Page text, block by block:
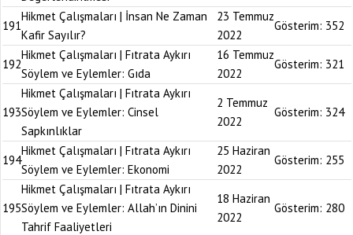
191
Hikmet Çalışmaları | İnsan Ne Zaman
Kafir Sayılır?
23 Temmuz
2022
Gösterim: 352
192
Hikmet Çalışmaları | Fıtrata Aykırı
Söylem ve Eylemler: Gıda
16 Temmuz
2022
Gösterim: 321
193
Hikmet Çalışmaları | Fıtrata Aykırı
Söylem ve Eylemler: Cinsel
Sapkınlıklar
2 Temmuz
2022
Gösterim: 324
194
Hikmet Çalışmaları | Fıtrata Aykırı
Söylem ve Eylemler: Ekonomi
25 Haziran
2022
Gösterim: 255
195
Hikmet Çalışmaları | Fıtrata Aykırı
Söylem ve Eylemler: Allah’ın Dinini
Tahrif Faaliyetleri
18 Haziran
2022
Gösterim: 280